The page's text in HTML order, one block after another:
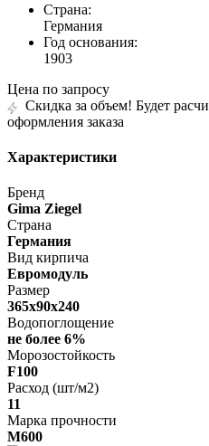
Страна:
Германия
Год основания:
1903
Цена по запросу
Скидка за объем! Будет
оформления заказа
Характеристики
Бренд
Gima Ziegel
Страна
Германия
Вид кирпича
Евромодуль
Размер
365х90х240
Водопоглощение
не более 6%
Морозостойкость
F100
Расход (шт/м2)
11
Марка прочности
M600